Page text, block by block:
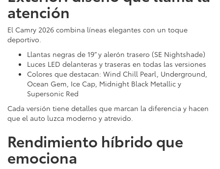
atención
El Camry 2026 combina líneas elegantes con un toque
deportivo.
Llantas negras de 19” y alerón trasero (SE Nightshade)
Luces LED delanteras y traseras en todas las versiones
Colores que destacan: Wind Chill Pearl, Underground,
Ocean Gem, Ice Cap, Midnight Black Metallic y
Supersonic Red
Cada versión tiene detalles que marcan la diferencia y hacen
que el auto luzca moderno y atrevido.
Rendimiento híbrido que
emociona